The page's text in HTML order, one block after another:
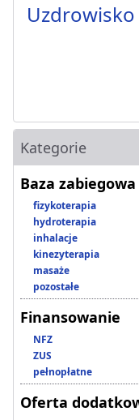
Kategorie
Baza zabiegowa
fizykoterapia
hydroterapia
inhalacje
kinezyterapia
masaże
pozostałe
Finansowanie
NFZ
ZUS
pełnopłatne
Oferta